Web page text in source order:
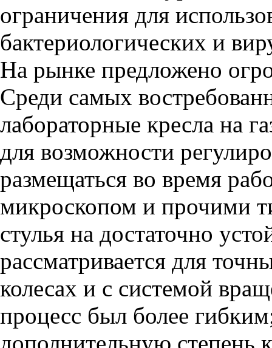
ограничения для
бактериологических и
На рынке предложено
Среди самых
лабораторные кресла на
для возможности
размещаться во время
микроскопом и прочими
стулья на достаточно
рассматривается для
колесах и с системой
процесс был более